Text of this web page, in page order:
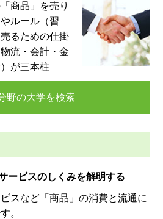
商品」を売り
ルール（習
るための仕掛
流・会計・金
が三本柱
野の大学を検索
ービスのしくみを解明する
スなど「商品」の消費と流通に
。